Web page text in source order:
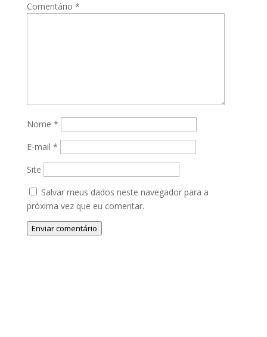
Comentário *
Nome *
E-mail *
Site
Salvar meus dados neste navegador para a
próxima vez que eu comentar.
Enviar comentário